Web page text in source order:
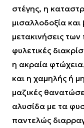
στέγης, η
μισαλλοδοξία και
μετακινήσεις
φυλετικές
η ακραία
και η χαμηλής ή
μαζικές
αλυσίδα με τα
παντελώς